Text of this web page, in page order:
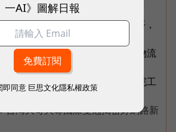
好網路？
站最後一排！最低調的二代鄭平，
市場重新定價？
，momo為何仍導入機器人？物流
棘手的缺工難題
整教學｜幫你讀Gmail、自動跑完工
用情境一次看
台灣大哥大奪國際雙冠揭密好網路新
一AI》圖解日報
即同意 巨思文化隱私權政策